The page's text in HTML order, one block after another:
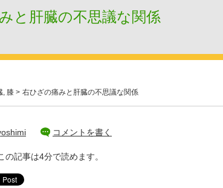
と肝臓の不思議な関係
, 膝 > 右ひざの痛みと肝臓の不思議な関係
コメントを書く
の記事は4分で読めます。